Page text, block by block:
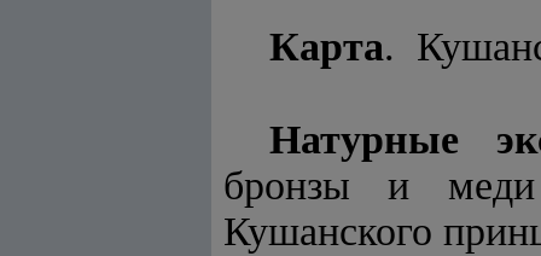
Карта.
Натурные
бронзы и
Кушанского